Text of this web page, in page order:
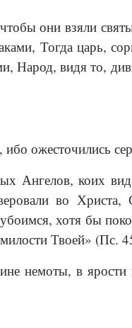
они взяли
Тогда царь,
Народ, видя то,
ожесточились
Ангелов, коих
во
хотя бы
Твоей» (Пс.
немоты, в